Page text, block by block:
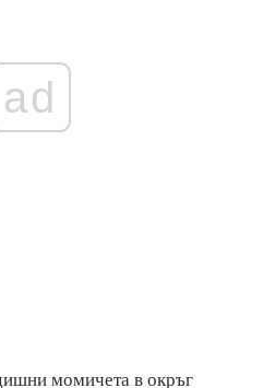
ad
момичета в окръг